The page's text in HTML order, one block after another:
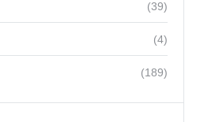
(39)
(4)
(189)